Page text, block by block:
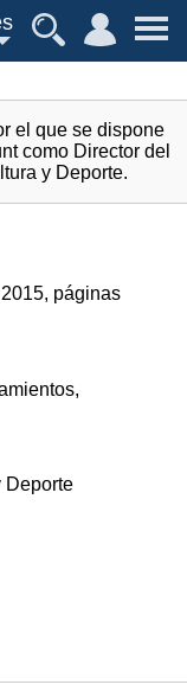
el que se dispone
como Director del
y Deporte.
páginas
Deporte